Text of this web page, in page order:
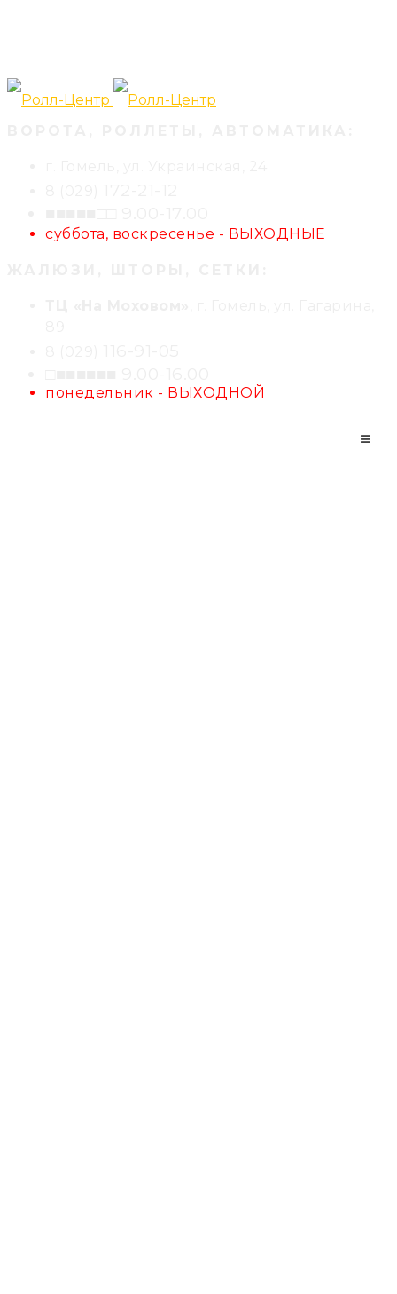
суббота, воскресенье - ВЫХОДНЫЕ
понедельник - ВЫХОДНОЙ